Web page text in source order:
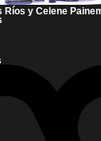
y Celene